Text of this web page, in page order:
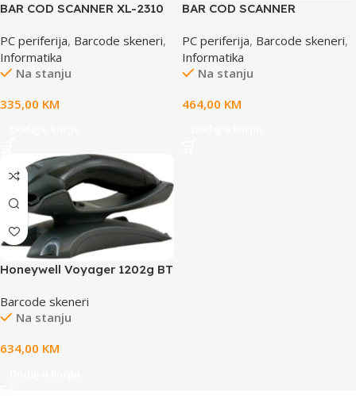
BAR COD SCANNER XL-2310
PC periferija, Barcode skeneri,
Informatika
Na stanju
335,00 KM
BAR COD SCANNER
USB ORBIT,black
PC periferija, Barcode skeneri,
Informatika
Na stanju
464,00 KM
Honeywell Voyager 1202g BT
domet,Crni
Barcode skeneri
Na stanju
634,00 KM